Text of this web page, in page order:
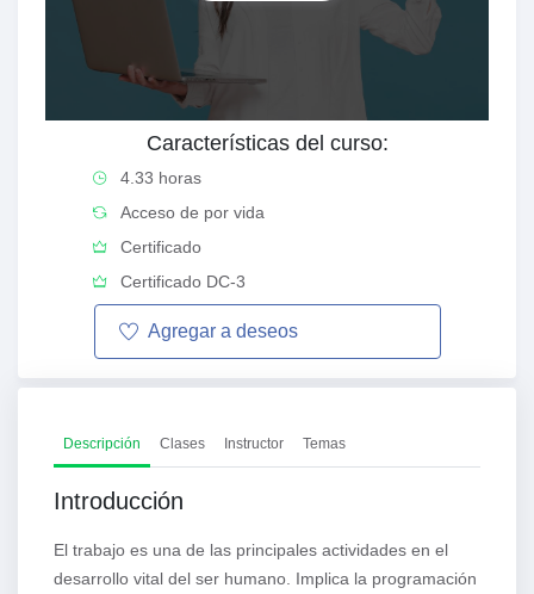
Características del curso:
4.33 horas
Acceso de por vida
Certificado
Certificado DC-3
Agregar a deseos
Descripción Clases Instructor Temas
Introducción
El trabajo es una de las principales actividades en el
desarrollo vital del ser humano. Implica la programación